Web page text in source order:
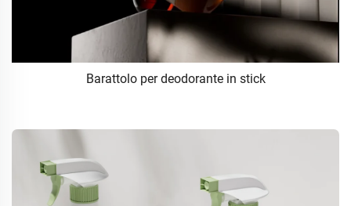
Barattolo per deodorante in stick